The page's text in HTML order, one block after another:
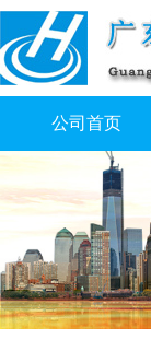
公司首页